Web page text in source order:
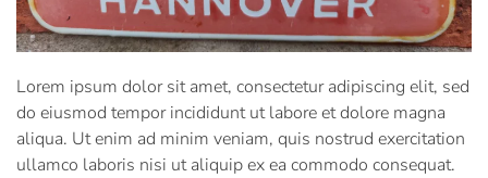
Lorem ipsum dolor sit amet, consectetur adipiscing elit, sed
do eiusmod tempor incididunt ut labore et dolore magna
aliqua. Ut enim ad minim veniam, quis nostrud exercitation
ullamco laboris nisi ut aliquip ex ea commodo consequat.